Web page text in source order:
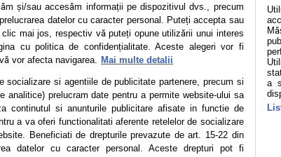
Știri Test drive Mașini electrice
si conditii Politica de confidentialitate
drepturile rezervate | Citarea se poate face în limita a
monitorizare) nu poate reproduce integral
și/sau accesăm informații pe dispozitivul dvs., precum
datelor cu caracter personal. Puteți accepta sau
mai jos, respectiv vă puteți opune utilizării unui interes
cu politica de confidențialitate. Aceste alegeri vor fi
vor afecta navigarea. Mai multe detalii
socializare si agentiile de publicitate partenere, precum si
analitice) prelucram date pentru a permite website-ului sa
continutul si anunturile publicitare afisate in functie de
a va oferi functionalitati aferente retelelor de socializare
Beneficiati de drepturile prevazute de art. 15-22 din
datelor cu caracter personal. Aceste drepturi pot fi
a